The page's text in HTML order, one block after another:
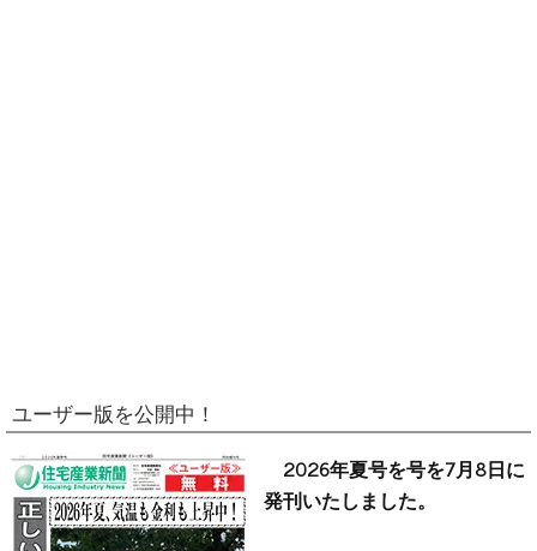
ユーザー版を公開中！
2026年夏号を号を7月8日に
発刊いたしました。